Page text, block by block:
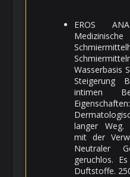
EROS
Medizinische
Wasserbasis
Steigerung
intimen
langer Weg.
mit der
Neutraler
geruchlos.
Duftstoffe.